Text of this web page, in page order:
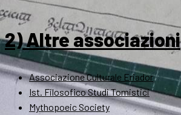
2) Altre associazioni
Associazione Culturale Eriador
Ist. Filosofico Studi Tomistici
Mythopoeic Society